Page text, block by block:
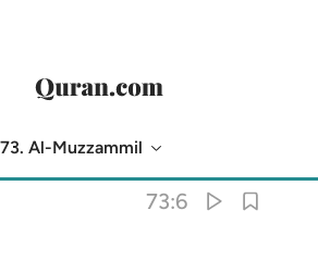
73. Al-MuzzammilTranslation
73:6